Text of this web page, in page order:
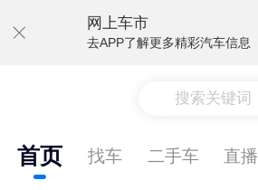
网上车市
去APP了解更多精彩汽车信息
搜索关键词
首页 找车 二手车 直播